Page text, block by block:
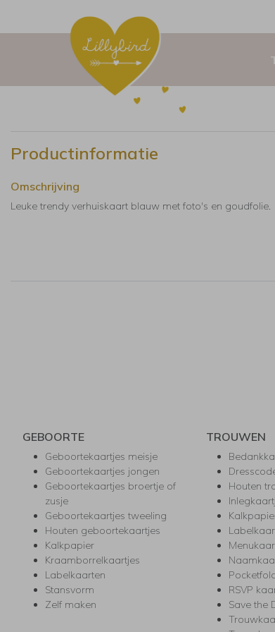
Productinformatie
Omschrijving
Leuke trendy verhuiskaart blauw met foto's en goudfolie.
GEBOORTE
Geboortekaartjes meisje
Geboortekaartjes jongen
Geboortekaartjes broertje of
zusje
Geboortekaartjes tweeling
Houten geboortekaartjes
Kalkpapier
Kraamborrelkaartjes
Labelkaarten
Stansvorm
Zelf maken
TROUWEN
Houten
RSVP
Save the